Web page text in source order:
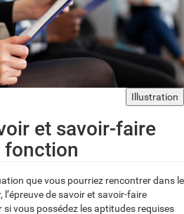
Illustration
et savoir-faire
fonction
que vous pourriez rencontrer dans le
de savoir et savoir-faire
si vous possédez les aptitudes requises